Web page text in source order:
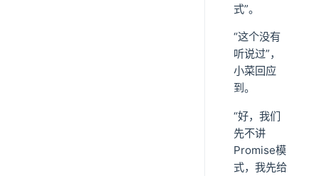
式”。
“这个没有
听说过”，
小菜回应
到。
“好，我们
先不讲
Promise模
式，我先给